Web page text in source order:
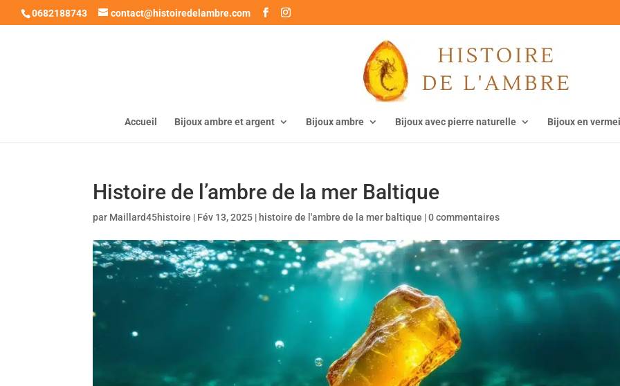
0682188743 contact@histoiredelambre.com
Accueil Bijoux ambre et argent Bijoux ambre Bijoux avec pierre naturelle Bijoux en vermeil
Histoire de l’ambre de la mer Baltique
par Maillard45histoire | Fév 13, 2025 | histoire de l'ambre de la mer baltique |0 commentaires